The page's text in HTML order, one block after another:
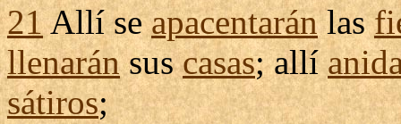
21Allí seapacentaránlas
llenaránsuscasas; allí
sátiros;